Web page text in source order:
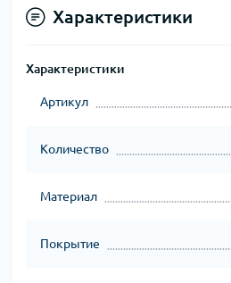
Характеристики
Характеристики
Артикул
Количество
Материал
Покрытие